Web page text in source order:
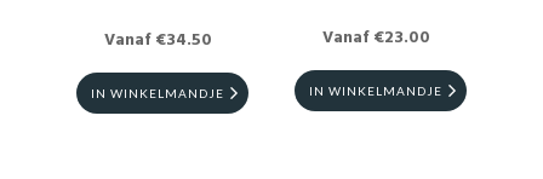
Vanaf €34.50
IN WINKELMANDJE
Vanaf €23.00
IN WINKELMANDJE